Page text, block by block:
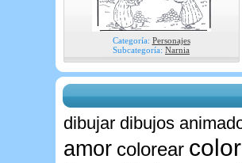
Categoría: Personajes
Subcategoría: Narnia
dibujar dibujos
amor colorear